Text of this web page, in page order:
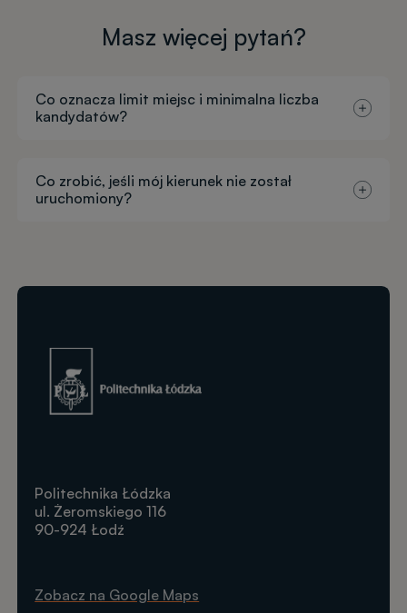
Masz więcej pytań?
Co oznacza limit miejsc i minimalna liczba
kandydatów?
Co zrobić, jeśli mój kierunek nie został
uruchomiony?
Obraz
Politechnika Łódzka
ul. Żeromskiego 116
90-924 Łodź
Zobacz na Google Maps